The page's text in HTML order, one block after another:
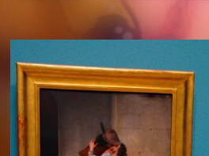
D’IMAGES
–
Octobre